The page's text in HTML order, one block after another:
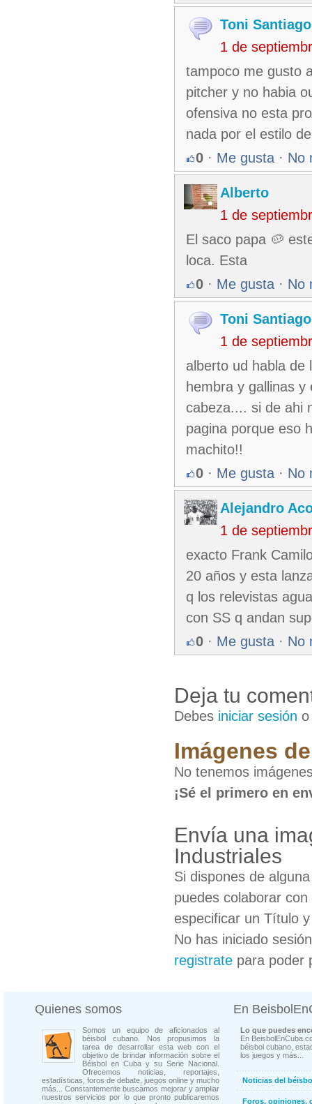
Toni Santiago
1 de
tampoco me gusto
pitcher y no habia
ofensiva no esta
nada por el estilo
0 · Me gusta · No
Alberto
1 de
El saco papa 🥔
loca. Esta
0 · Me gusta · No
Toni Santiago
1 de
alberto ud habla de
hembra y gallinas
cabeza.... si de ahi
pagina porque eso
machito!!
0 · Me gusta · No
Alejandro
1 de
exacto Frank
20 años y esta
q los relevistas
con SS q andan
0 · Me gusta · No
Deja tu
Debes iniciar sesión
Imágenes
No tenemos
¡Sé el primero en
Envía una
Industriales
Si dispones de
puedes colaborar
especificar un Título
No has iniciado
registrate para poder
Quienes somos
Somos un equipo de aficionados al
béisbol cubano. Nos propusimos la
tarea de desarrollar esta web con el
objetivo de brindar información sobre el
Béisbol en Cuba y su Serie Nacional.
Ofrecemos noticias, reportajes,
estadísticas, foros de debate, juegos online y mucho
más... Constantemente buscamos mejorar y ampliar
nuestros servicios por lo que pronto publicaremos
En
Lo que puedes
En
béisbol cubano,
los juegos y más...
Noticias del
Foros, opiniones,